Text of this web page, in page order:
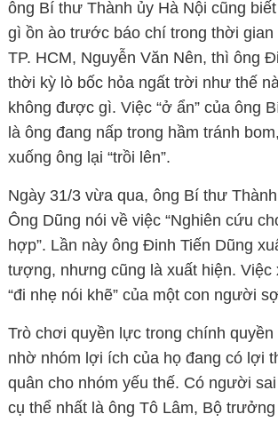
ông Bí thư Thành ủy Hà Nội cũng
gì ồn ào trước báo chí trong thời
TP. HCM, Nguyễn Văn Nên, thì ông
thời kỳ lò bốc hỏa ngất trời như thế
không được gì. Việc “ở ẩn” của ông
là ông đang nấp trong hầm tránh
xuống ông lại “trồi lên”.
Ngày 31/3 vừa qua, ông Bí thư
Ông Dũng nói về việc “Nghiên cứu
hợp”. Lần này ông Đinh Tiến Dũng
tượng, nhưng cũng là xuất hiện.
“đi nhẹ nói khẽ” của một con người
Trò chơi quyền lực trong chính
nhờ nhóm lợi ích của họ đang có lợi
quân cho nhóm yếu thế. Có người
cụ thể nhất là ông Tô Lâm, Bộ